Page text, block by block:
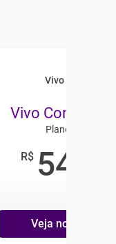
Vivo Celular
Vivo Controle
Plano Anual
R$ 54
Veja no carrinho